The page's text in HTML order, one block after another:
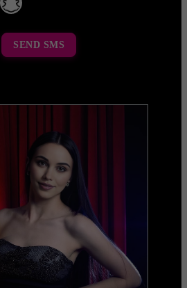
Telegram La Celestina
SEND SMS